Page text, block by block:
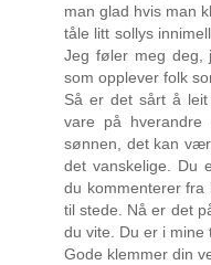
man glad hvis man
tåle litt sollys
Jeg føler meg deg,
som opplever folk
Så er det sårt å
vare på hverandre
sønnen, det kan
det vanskelige. Du
du kommenterer fra
til stede. Nå er det
du vite. Du er i mine
Gode klemmer din